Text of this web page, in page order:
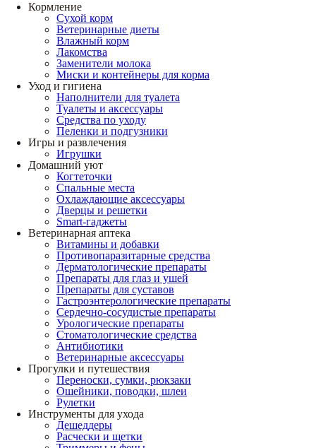
Кормление
Сухой корм
Ветеринарные диеты
Влажный корм
Лакомства
Заменители молока
Миски и контейнеры для корма
Уход и гигиена
Наполнители для туалета
Туалеты и аксессуары
Средства по уходу
Пеленки и подгузники
Игры и развлечения
Игрушки
Домашний уют
Когтеточки
Спальные места
Охлаждающие аксессуары
Дверцы и решетки
Smart-гаджеты
Ветеринарная аптека
Витамины и добавки
Противопаразитарные средства
Дерматологические препараты
Препараты для глаз и ушей
Препараты для суставов
Гастроэнтерологические препараты
Сердечно-сосудистые препараты
Урологические препараты
Стоматологические средства
Антибиотики
Ветеринарные аксессуары
Прогулки и путешествия
Переноски, сумки, рюкзаки
Ошейники, поводки, шлеи
Рулетки
Инструменты для ухода
Дешеддеры
Расчески и щетки